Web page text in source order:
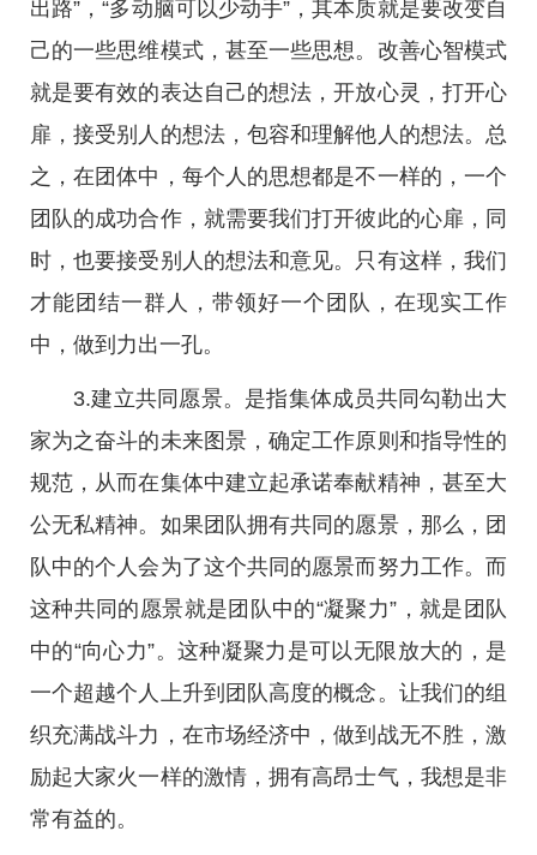
出路”，“多动脑可以少动手”，其本质就是要改变自
己的一些思维模式，甚至一些思想。改善心智模式
就是要有效的表达自己的想法，开放心灵，打开心
扉，接受别人的想法，包容和理解他人的想法。总
之，在团体中，每个人的思想都是不一样的，一个
团队的成功合作，就需要我们打开彼此的心扉，同
时，也要接受别人的想法和意见。只有这样，我们
才能团结一群人，带领好一个团队，在现实工作
中，做到力出一孔。
3.建立共同愿景。是指集体成员共同勾勒出大
家为之奋斗的未来图景，确定工作原则和指导性的
规范，从而在集体中建立起承诺奉献精神，甚至大
公无私精神。如果团队拥有共同的愿景，那么，团
队中的个人会为了这个共同的愿景而努力工作。而
这种共同的愿景就是团队中的“凝聚力”，就是团队
中的“向心力”。这种凝聚力是可以无限放大的，是
一个超越个人上升到团队高度的概念。让我们的组
织充满战斗力，在市场经济中，做到战无不胜，激
励起大家火一样的激情，拥有高昂士气，我想是非
常有益的。